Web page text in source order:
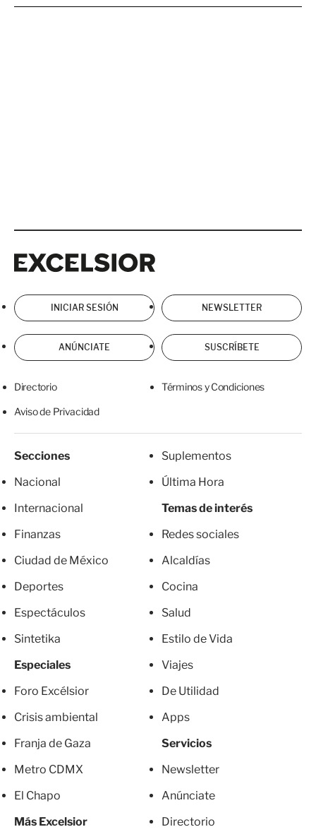
INICIAR SESIÓN NEWSLETTER
ANÚNCIATE SUSCRÍBETE
Directorio Términos y Condiciones
Aviso de Privacidad
Secciones
Nacional
Internacional
Finanzas
Ciudad de México
Deportes
Espectáculos
Sintetika
Especiales
Foro Excélsior
Crisis ambiental
Franja de Gaza
Metro CDMX
El Chapo
Más Excelsior
Suplementos
Última Hora
Temas de interés
Redes sociales
Alcaldías
Cocina
Salud
Estilo de Vida
Viajes
De Utilidad
Apps
Servicios
Newsletter
Anúnciate
Directorio